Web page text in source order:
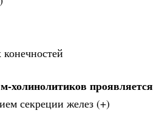
холинолитиков проявляется
секреции желез (+)